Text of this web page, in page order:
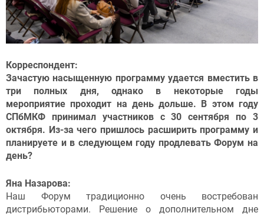
Корреспондент:
Зачастую насыщенную программу удается вместить в
три полных дня, однако в некоторые годы
мероприятие проходит на день дольше. В этом году
СПбМКФ принимал участников с 30 сентября по 3
октября. Из-за чего пришлось расширить программу и
планируете и в следующем году продлевать Форум на
день?
Яна Назарова:
Наш Форум традиционно очень востребован
дистрибьюторами. Решение о дополнительном дне